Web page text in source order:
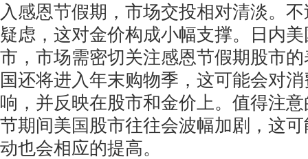
入感恩节假期，市场交投相对清淡。
疑虑，这对金价构成小幅支撑。日内
市，市场需密切关注感恩节假期股市
国还将进入年末购物季，这可能会对
响，并反映在股市和金价上。值得注
节期间美国股市往往会波幅加剧，这
动也会相应的提高。